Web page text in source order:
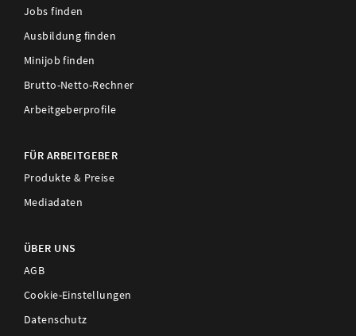
Jobs finden
Ausbildung finden
Minijob finden
Brutto-Netto-Rechner
Arbeitgeberprofile
FÜR ARBEITGEBER
Produkte & Preise
Mediadaten
ÜBER UNS
AGB
Cookie-Einstellungen
Datenschutz